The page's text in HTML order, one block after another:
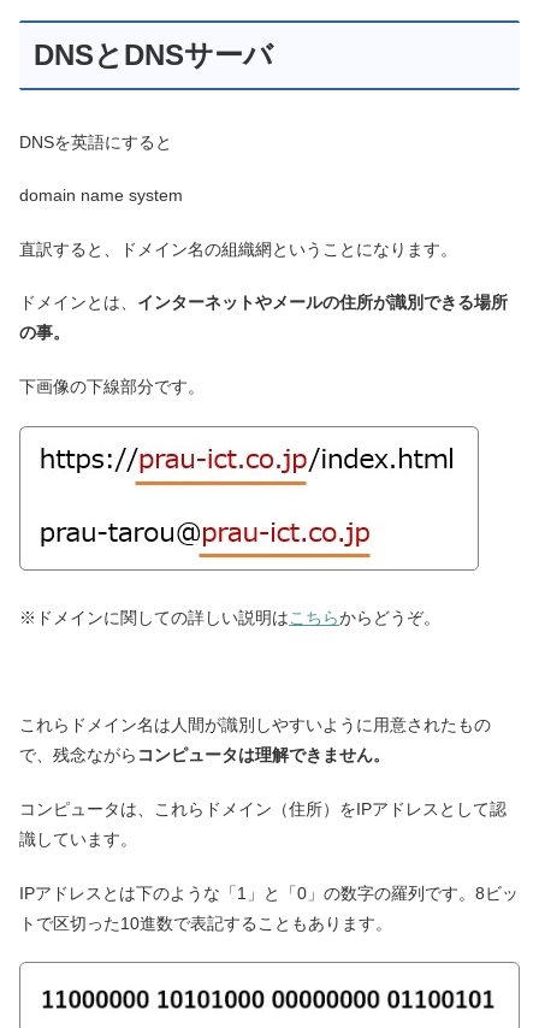
DNSとDNSサーバ
DNSを英語にすると
domain name system
直訳すると、ドメイン名の組織網ということになります。
ドメインとは、 インターネットやメールの住所が識別できる場所
の事。
下画像の下線部分です。
※ドメインに関しての詳しい説明はこちらからどうぞ。
これらドメイン名は人間が識別しやすいように用意されたもの
で、残念ながら コンピュータは理解できません。
コンピュータは、これらドメイン（住所）をIPアドレスとして認
識しています。
IPアドレスとは下のような「1」と「0」の数字の羅列です。8ビッ
トで区切った10進数で表記することもあります。